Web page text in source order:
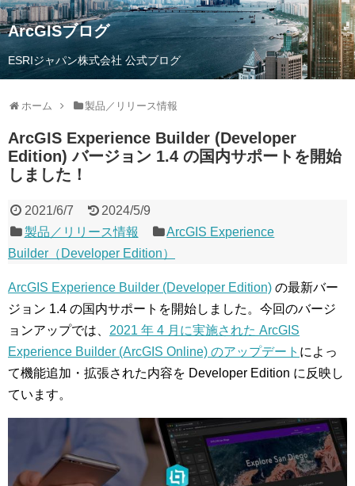
ArcGISブログ
ESRIジャパン株式会社 公式ブログ
ホーム 製品／リリース情報
ArcGIS Experience Builder (Developer
Edition) バージョン 1.4 の国内サポートを開始
しました！
2021/6/7
2024/5/9
製品／リリース情報
ArcGIS Experience
Builder（Developer Edition）
ArcGIS Experience Builder (Developer Edition) の最新バー
ジョン 1.4 の国内サポートを開始しました。今回のバージ
ョンアップでは、 2021 年 4 月に実施された ArcGIS
Experience Builder (ArcGIS Online) のアップデート によっ
て機能追加・拡張された内容を Developer Edition に反映し
ています。